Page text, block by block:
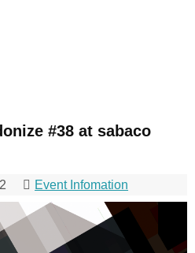
#38 at sabaco
Event Infomation